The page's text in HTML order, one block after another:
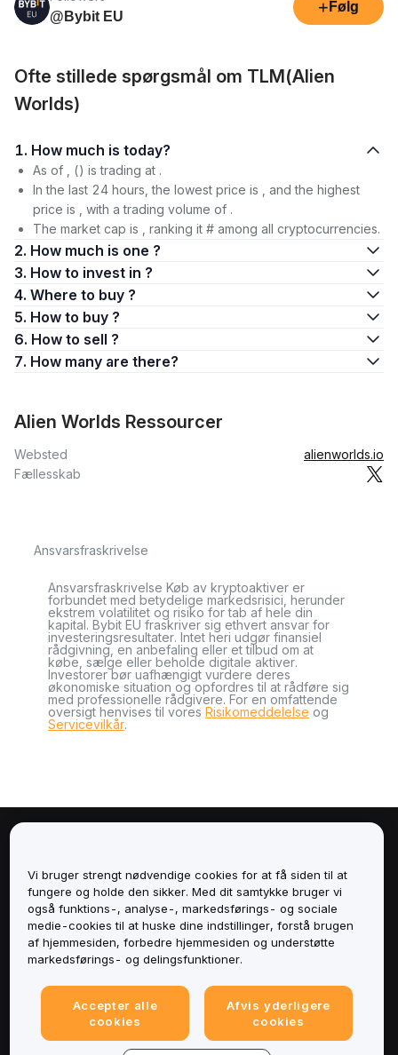
@Bybit EU
+ Følg
Ofte stillede spørgsmål om TLM(Alien
Worlds)
1. How much is today?
As of , () is trading at .
In the last 24 hours, the lowest price is , and the highest
price is , with a trading volume of .
The market cap is , ranking it # among all cryptocurrencies.
2. How much is one ?
3. How to invest in ?
4. Where to buy ?
5. How to buy ?
6. How to sell ?
7. How many are there?
Alien Worlds Ressourcer
Websted
alienworlds.io
Fællesskab
Ansvarsfraskrivelse
Ansvarsfraskrivelse Køb av kryptoaktiver er
forbundet med betydelige markedsrisici, herunder
ekstrem volatilitet og risiko for tab af hele din
kapital. Bybit EU fraskriver sig ethvert ansvar for
investeringsresultater. Intet heri udgør finansiel
rådgivning, en anbefaling eller et tilbud om at
købe, sælge eller beholde digitale aktiver.
Investorer bør uafhængigt vurdere deres
økonomiske situation og opfordres til at rådføre sig
med professionelle rådgivere. For en omfattende
oversigt henvises til vores Risikomeddelelse og
Servicevilkår.
Tjenester
Support
Juridisk
Vi bruger strengt nødvendige cookies for at få siden til at
fungere og holde den sikker. Med dit samtykke bruger vi
også funktions-, analyse-, markedsførings- og sociale
medie-cookies til at huske dine indstillinger, forstå brugen
af hjemmesiden, forbedre hjemmesiden og understøtte
markedsførings- og delingsfunktioner.
Accepter alle
cookies
Afvis yderligere
cookies